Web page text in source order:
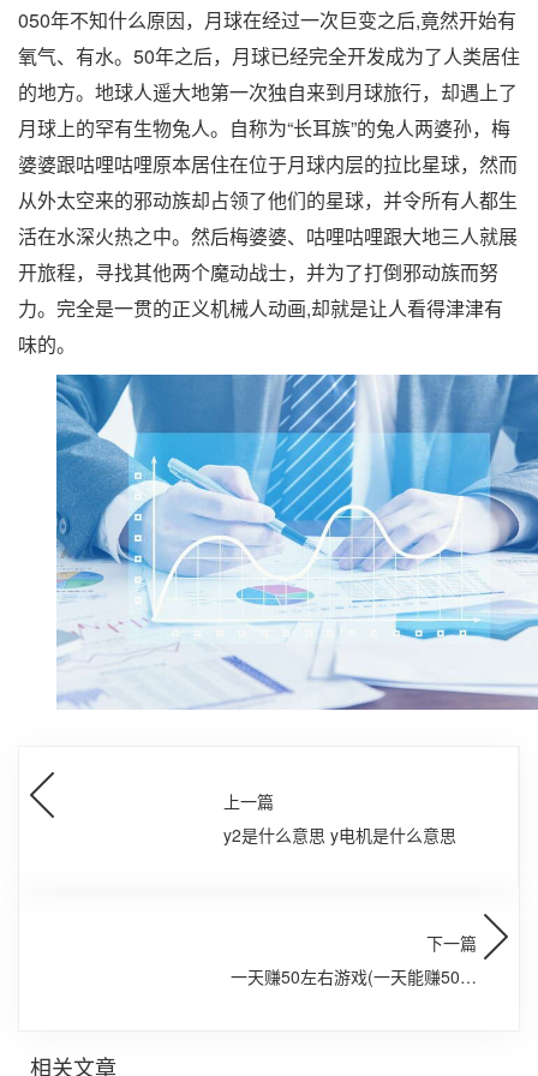
050年不知什么原因，月球在经过一次巨变之后,竟然开始有
氧气、有水。50年之后，月球已经完全开发成为了人类居住
的地方。地球人遥大地第一次独自来到月球旅行，却遇上了
月球上的罕有生物兔人。自称为“长耳族”的兔人两婆孙，梅
婆婆跟咕哩咕哩原本居住在位于月球内层的拉比星球，然而
从外太空来的邪动族却占领了他们的星球，并令所有人都生
活在水深火热之中。然后梅婆婆、咕哩咕哩跟大地三人就展
开旅程，寻找其他两个魔动战士，并为了打倒邪动族而努
力。完全是一贯的正义机械人动画,却就是让人看得津津有
味的。
上一篇
y2是什么意思 y电机是什么意思
下一篇
一天赚50左右游戏(一天能赚50元
相关文章